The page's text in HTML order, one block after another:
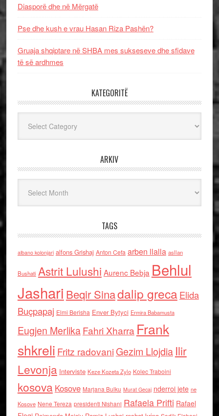
Diasporë dhe në Mërgatë
Pse dhe kush e vrau Hasan Riza Pashën?
Gruaja shqiptare në SHBA mes sukseseve dhe sfidave
të së ardhmes
KATEGORITË
ARKIV
TAGS
albano kolonjari alfons Grishaj Anton Cefa arben llalla asllan
Bushati Astrit Lulushi Aurenc Bebja Behlul
Jashari Beqir Sinadalip grecaElida
Buçpapaj Elmi Berisha Enver Bytyci Ermira Babamusta
Eugjen MerlikaFahri Xharra Frank
shkreli Fritz radovaniGezim Llojdia Ilir
Levonja Interviste Keze Kozeta Zylo Kolec Traboini
kosova Kosove Marjana Bulku Murat Gecaj nderroi jete ne
Kosove Nene Tereza presidenti Nishani Rafaela Prifti Rafael